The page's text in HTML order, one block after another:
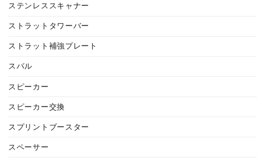
ステンレススキャナー
ストラットタワーバー
ストラット補強プレート
スバル
スピーカー
スピーカー交換
スプリントブースター
スペーサー